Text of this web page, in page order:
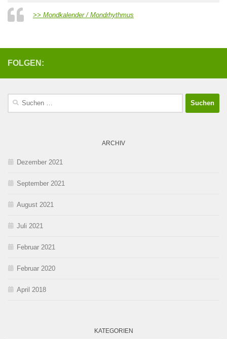
>> Mondkalender / Mondrhythmus
FOLGEN:
Suchen
ARCHIV
Dezember 2021
September 2021
August 2021
Juli 2021
Februar 2021
Februar 2020
April 2018
KATEGORIEN